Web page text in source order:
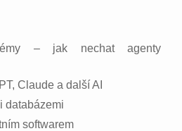
– jak nechat agenty
Claude a další AI
databázemi
softwarem